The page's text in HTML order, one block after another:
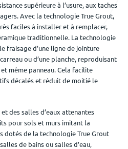
supérieure à l’usure, aux taches
Avec la technologie True Grout,
faciles à installer et à remplacer,
traditionnelle. La technologie
fraisage d’une ligne de jointure
ou d’une planche, reproduisant
même panneau. Cela facilite
décalés et réduit de moitié le
des salles d’eaux attenantes
pour sols et murs imitant la
dotés de la technologie True Grout
de bains ou salles d’eau,